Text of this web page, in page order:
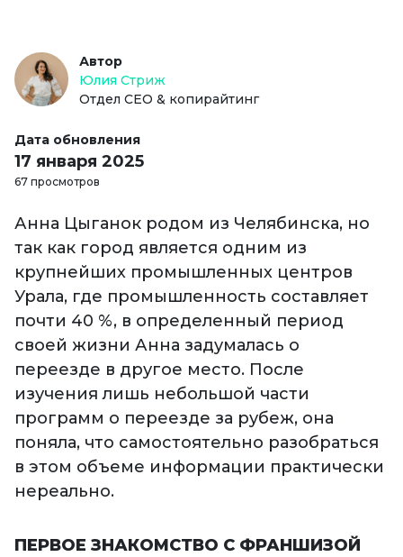
Автор
Юлия Стриж
Отдел СЕО & копирайтинг
Дата обновления
17 января 2025
67 просмотров
Анна Цыганок родом из Челябинска, но
так как город является одним из
крупнейших промышленных центров
Урала, где промышленность составляет
почти 40 %, в определенный период
своей жизни Анна задумалась о
переезде в другое место. После
изучения лишь небольшой части
программ о переезде за рубеж, она
поняла, что самостоятельно разобраться
в этом объеме информации практически
нереально.
ПЕРВОЕ ЗНАКОМСТВО С ФРАНШИЗОЙ